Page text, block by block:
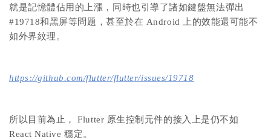
就是記憶體佔用的上漲，同時也引導了諸如鍵盤無法彈出
#19718和黑屏等問題，甚至於在 Android 上的效能還可能不
如外界紋理。
https://github.com/flutter/flutter/issues/19718
所以目前為止， Flutter 原生控制元件的接入上是仍不如
React Native 穩定。